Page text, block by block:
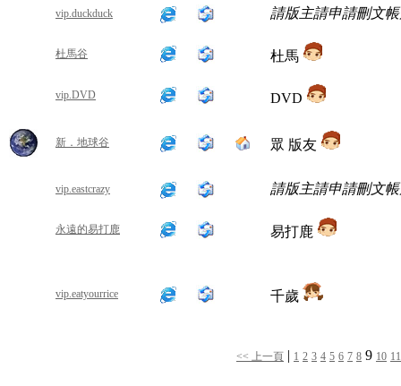
vip.duckduck 請版主請申請刪文
杜馬谷 杜馬
vip.DVD DVD
新．地球谷 眾 版友
vip.eastcrazy 請版主請申請刪文
永遠的易打鹿 易打鹿
vip.eatyourrice 千歲
<< 上一頁 | 1 2 3 4 5 6 7 8 9 10 11